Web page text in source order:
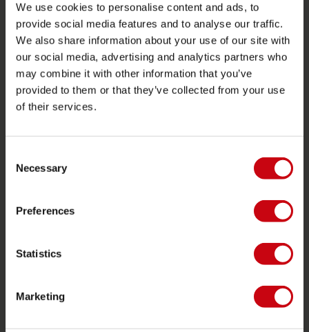
We use cookies to personalise content and ads, to
provide social media features and to analyse our traffic.
We also share information about your use of our site with
our social media, advertising and analytics partners who
may combine it with other information that you’ve
provided to them or that they’ve collected from your use
of their services.
Selection
Necessary
Preferences
Statistics
Marketing
Foil
Flytvästar
SUP
Våtdräkter
Kneeboarding
Kläder och skor
Båtutrustning
Bags
Leisure